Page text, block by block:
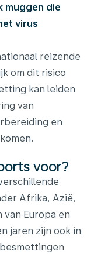
muggen die
virus
reizende
om dit risico
kan leiden
van
en
voor?
Afrika, Azië,
Europa en
jaren zijn ook in